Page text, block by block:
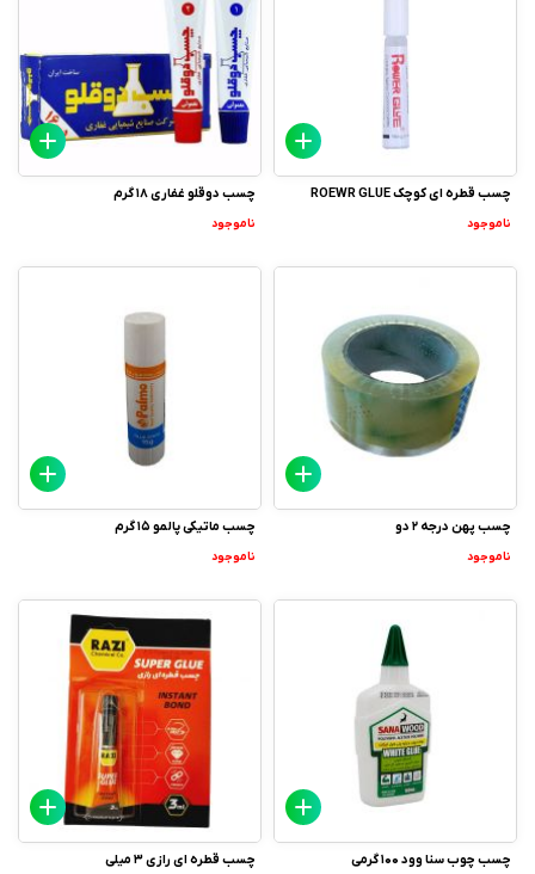
چسب قطره ای کوچک ROEWR GLUE
ناموجود
چسب دوقلو غفاری 18 گرم
ناموجود
چسب پهن درجه 2 دو
ناموجود
چسب ماتیکی پالمو 15 گرم
ناموجود
چسب چوب سنا وود 100 گرمی چسب قطره ای رازی 3 میلی